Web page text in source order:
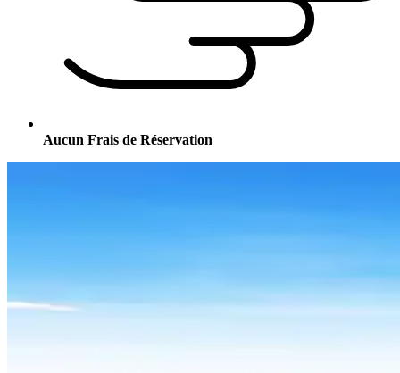
Aucun Frais de Réservation